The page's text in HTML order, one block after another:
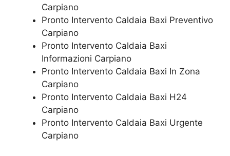
Carpiano
Pronto Intervento Caldaia Baxi Preventivo
Carpiano
Pronto Intervento Caldaia Baxi
Informazioni Carpiano
Pronto Intervento Caldaia Baxi In Zona
Carpiano
Pronto Intervento Caldaia Baxi H24
Carpiano
Pronto Intervento Caldaia Baxi Urgente
Carpiano